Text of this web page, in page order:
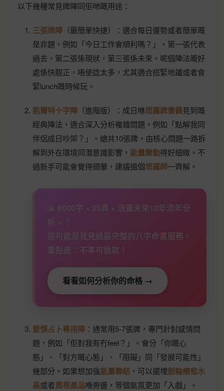
以下幾種常見牌陣同佢哋嘅用途：
三張牌陣 （最簡單快捷）：適合每日運勢或者簡單嘅
是非題，例如「今日工作會順利嗎？」。第一張代表
過去，第二張係現狀，第三張係未來。呢個陣法嘅好
處係快靚正，唔使諗太多，尤其適合搭緊地鐵或者食
緊lunch嘅時候玩。
凱爾特十字陣 （進階版）：成日喺塔羅牌書籍見到嘅
經典陣法，適合深入分析複雜問題，例如「點解我同
伴侶成日吵架？」。總共10張牌，由核心問題一路拆
解到外在環境同潛意識影響， 能量聯動得好細緻。不
過新手可能會覺得頭暈，建議搵個塔羅師一齊解。
📊 8000字 × 25頁 × 涵蓋未來10年流年分
析 = ？
這可能是我見過最完整的八字命書服務。
重點是：不準可退款！
看看如何分析你的命格 →
愛情占卜專用陣 ：通常用5-7張牌，專門針對感情問
題，例如「佢對我有冇feel？」。會分「你嘅心
態」、「對方嘅心態」、「阻礙」同「發展可能性」
幾部分。如果想加強能量聯結 ，可以擺埋脈輪療愈水
晶或者奧根產品喺旁邊，等個氣氛更加「入戲」。